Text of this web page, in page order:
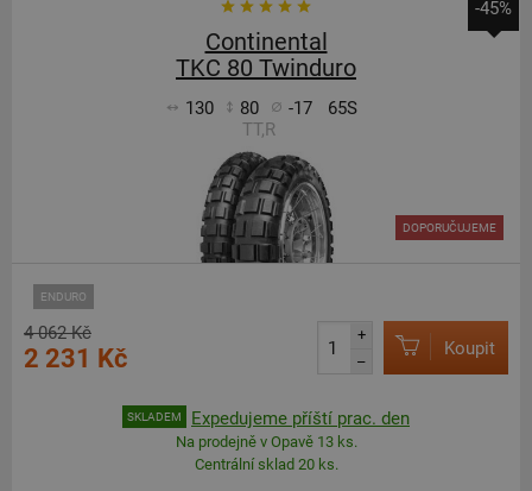
-45%
Continental
TKC 80 Twinduro
130 80 -17
65S
TT,R
ENDURO
DOPORUČUJEME
4 062 Kč
2 231 Kč
+
–
Koupit
SKLADEM Expedujeme příští prac. den
Na prodejně v Opavě 13 ks.
Centrální sklad 20 ks.